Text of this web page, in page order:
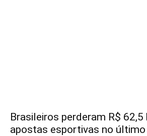
Brasileiros perderam R$ 62,5
apostas esportivas no último